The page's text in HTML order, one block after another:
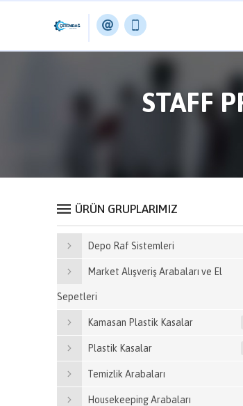
STAFF
ÜRÜN GRUPLARIMIZ
Depo Raf Sistemleri
Market Alışveriş Arabaları ve El
Sepetleri
Kamasan Plastik Kasalar
Plastik Kasalar
Temizlik Arabaları
Housekeeping Arabaları